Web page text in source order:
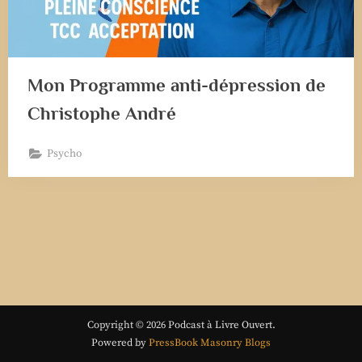
Mon Programme anti-dépression de
Christophe André
Psycho
Copyright © 2026 Podcast à Livre Ouvert.
Powered byPressBook Masonry Blogs